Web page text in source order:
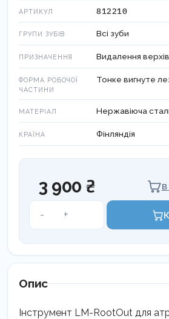
АРТИКУЛ 812210
ГРУПИ ЗУБІВ Всі зуби
ПРИЗНАЧЕННЯ Видалення
ФОРМА РОБОЧОЇ
ЧАСТИНИ
Тонке вигнуте
МАТЕРІАЛ Нержавіюча
КРАЇНА Фінляндія
3 900 ₴ В
-
ІНСТРУМЕНТ
КОРЕНЯ
LM-
кількість
+
Опис
Інструмент LM-RootOut для